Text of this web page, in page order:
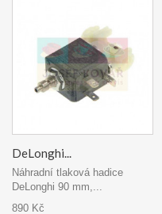
DeLonghi...
Náhradní tlaková hadice
DeLonghi 90 mm,...
890 Kč